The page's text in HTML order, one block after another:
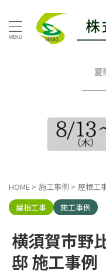
タグ
グリーン
ピンク
口コミ 外壁塗装工事
戸建塗装 施工事例
横浜市金沢区 横須
横須賀市三春町 横
夏
HOME > 施工事例 > 屋根工
屋根工事
施工事例
横須賀市野
邸 施工事例